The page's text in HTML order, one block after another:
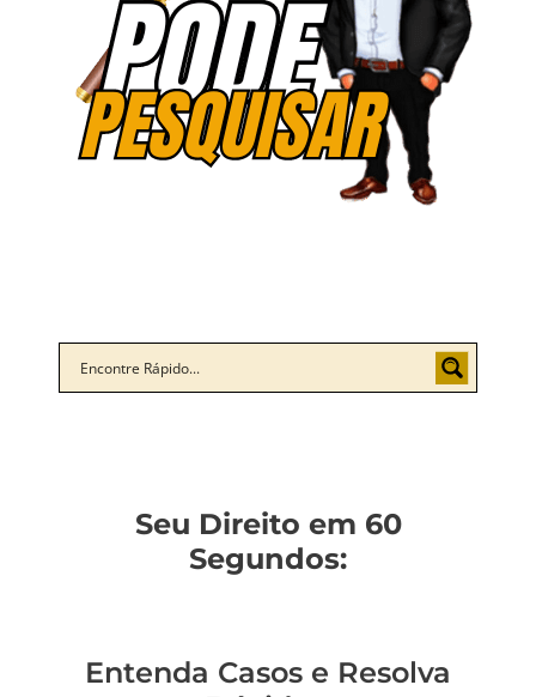
Seu Direito em 60
Segundos:
Entenda Casos e Resolva